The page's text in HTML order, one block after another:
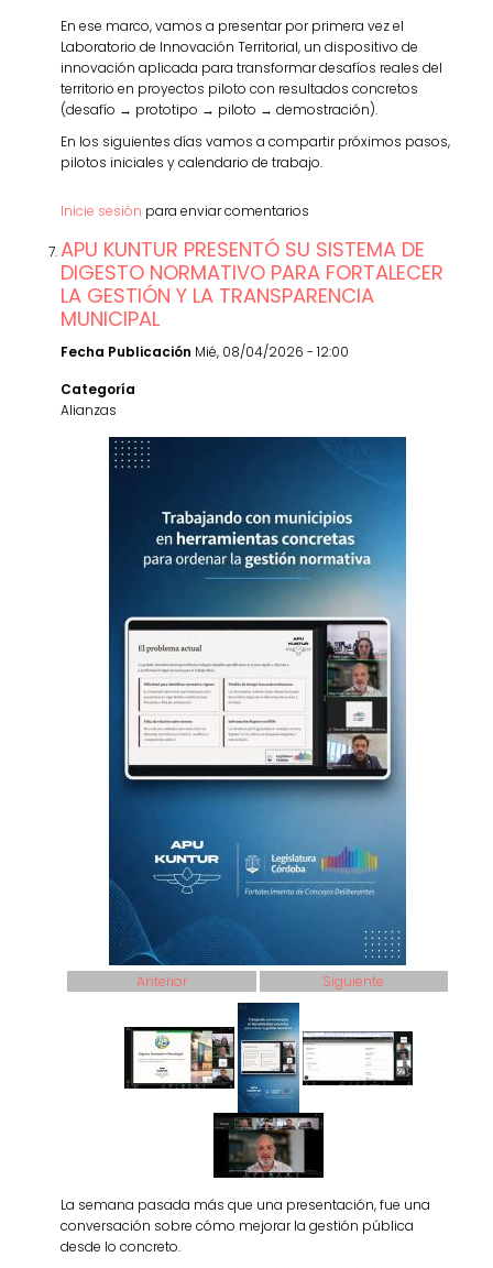
En ese marco, vamos a presentar por primera vez el
Laboratorio de Innovación Territorial, un dispositivo de
innovación aplicada para transformar desafíos reales del
territorio en proyectos piloto con resultados concretos
(desafío → prototipo → piloto → demostración).
En los siguientes días vamos a compartir próximos pasos,
pilotos iniciales y calendario de trabajo.
Inicie sesión para enviar comentarios
APU KUNTUR PRESENTÓ SU SISTEMA DE
DIGESTO NORMATIVO PARA FORTALECER
LA GESTIÓN Y LA TRANSPARENCIA
MUNICIPAL
Fecha Publicación Mié, 08/04/2026 - 12:00
Categoría
Alianzas
Anterior Siguiente
La semana pasada más que una presentación, fue una
conversación sobre cómo mejorar la gestión pública
desde lo concreto.